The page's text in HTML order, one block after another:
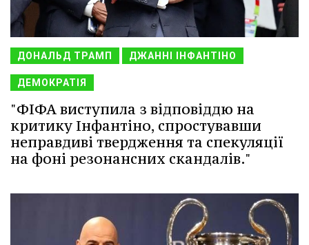
ДОНАЛЬД ТРАМП ДЖАННІ ІНФАНТІНО
ДЕМОКРАТІЯ
"ФІФА виступила з відповіддю на
критику Інфантіно, спростувавши
неправдиві твердження та спекуляції
на фоні резонансних скандалів."